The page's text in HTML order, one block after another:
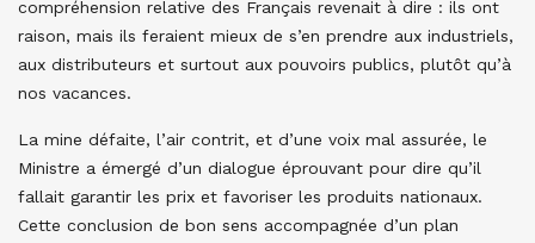
compréhension relative des Français revenait à dire : ils ont
raison, mais ils feraient mieux de s’en prendre aux industriels,
aux distributeurs et surtout aux pouvoirs publics, plutôt qu’à
nos vacances.
La mine défaite, l’air contrit, et d’une voix mal assurée, le
Ministre a émergé d’un dialogue éprouvant pour dire qu’il
fallait garantir les prix et favoriser les produits nationaux.
Cette conclusion de bon sens accompagnée d’un plan